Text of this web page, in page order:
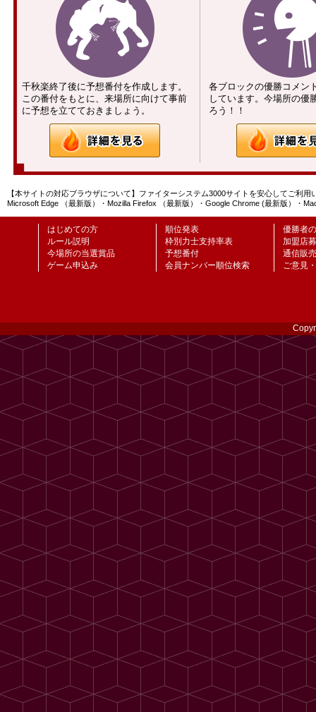
千秋楽終了後に予想番付を作成します。
この番付をもとに、来場所に向けて事前
に予想を立てておきましょう。
各ブロックの優勝コメン
しています。今場所の優
ろう！！
【本サイトの対応ブラウザについて】ファイターシステム3000サイトを安心してご利
Microsoft Edge （最新版）・Mozilla Firefox （最新版）・Google Chrome (最新版）・
はじめての方
ルール説明
今場所の当選賞品
ゲーム申込み
順位発表
枠別力士支持率表
予想番付
会員ナンバー順位検索
優勝者
加盟店
通信販
ご意見